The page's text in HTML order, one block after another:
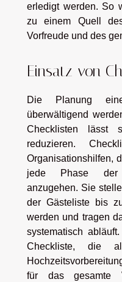
erledigt werden. So
zu einem Quell
Vorfreude und des
Einsatz von
Die Planung
überwältigend
Checklisten lässt
reduzieren.
Organisationshilfen,
jede Phase der
anzugehen. Sie
der Gästeliste bis
werden und tragen
systematisch
Checkliste, die
für das gesamte